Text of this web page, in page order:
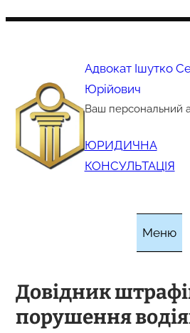
Адвокат Ішутко
Юрійович
Ваш персональний
ЮРИДИЧНА
КОНСУЛЬТАЦІЯ
Меню
Довідник
порушення